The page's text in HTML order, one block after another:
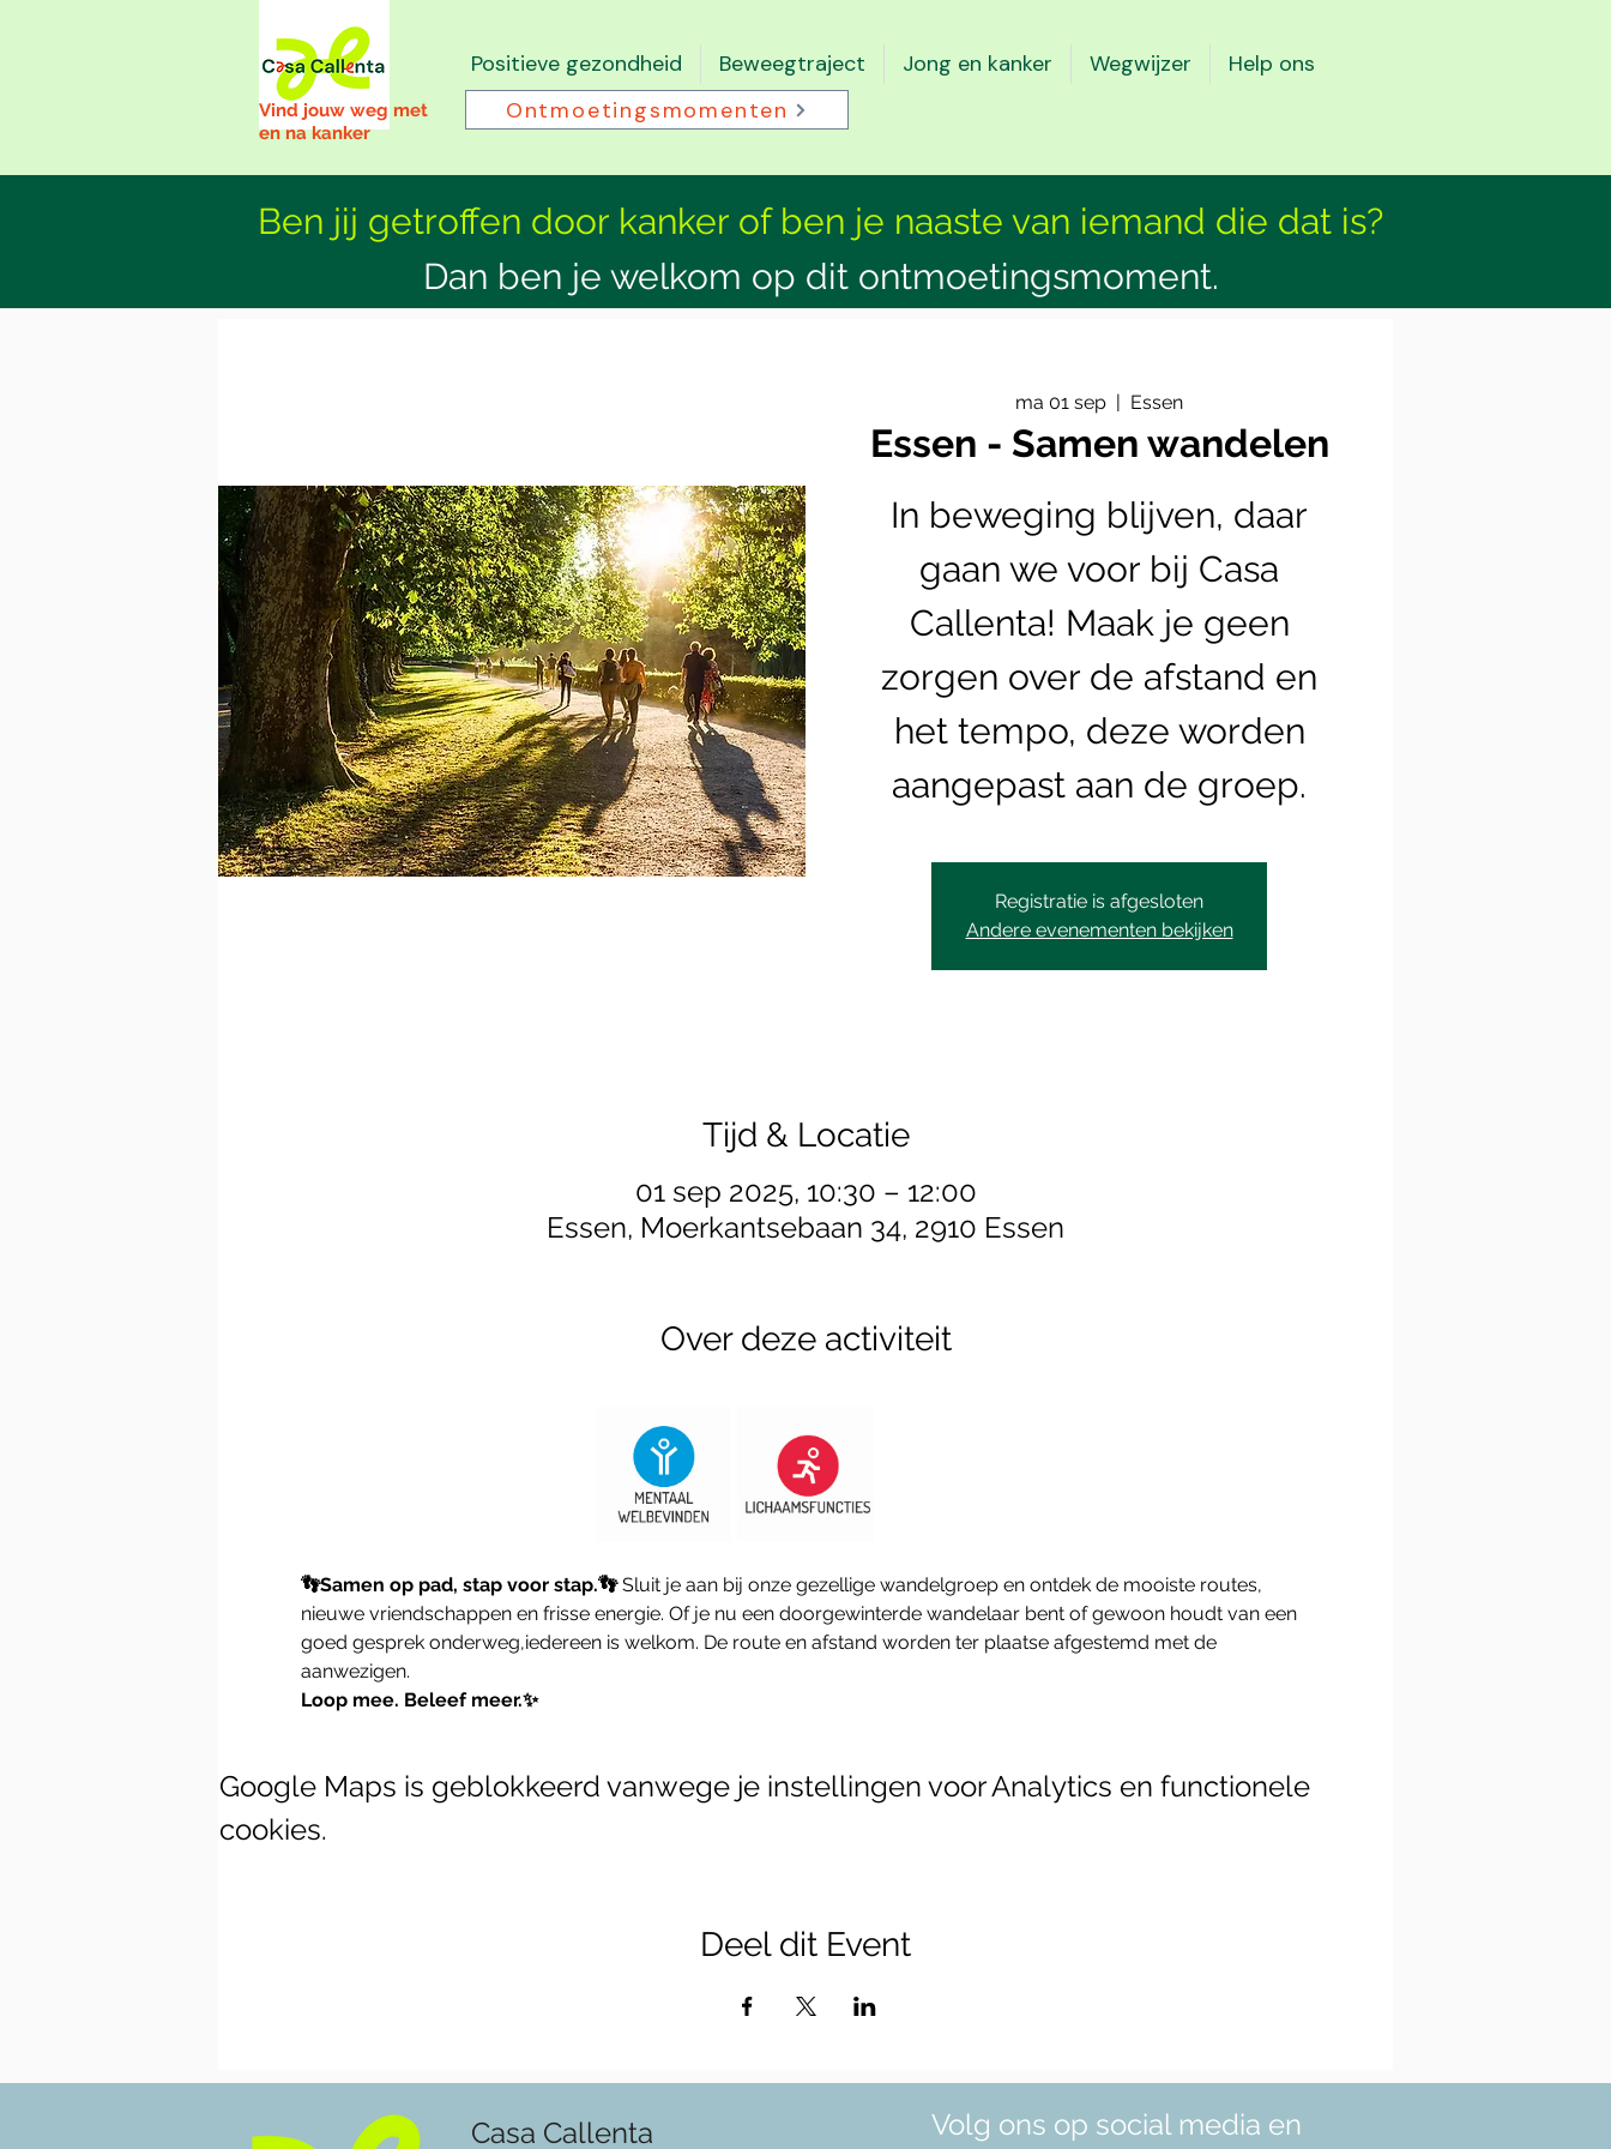
Positieve gezondheid Beweegtraject Jong en kanker Wegwijzer Help ons
Vind jouw weg met
en na kanker
Ontmoetingsmomenten
Ben jij getroffen door kanker of ben je naaste van iemand die dat is?
Dan ben je welkom op dit ontmoetingsmoment.
ma 01 sep
  |
Essen
Essen - Samen wandelen
In beweging blijven, daar
gaan we voor bij Casa
Callenta! Maak je geen
zorgen over de afstand en
het tempo, deze worden
aangepast aan de groep.
Registratie is afgesloten
Andere evenementen bekijken
Tijd & Locatie
01 sep 2025, 10:30 – 12:00
Essen, Moerkantsebaan 34, 2910 Essen
Over deze activiteit
👣Samen op pad, stap voor stap.👣 Sluit je aan bij onze gezellige wandelgroep en ontdek de mooiste routes,
nieuwe vriendschappen en frisse energie. Of je nu een doorgewinterde wandelaar bent of gewoon houdt van een
goed gesprek onderweg,iedereen is welkom. De route en afstand worden ter plaatse afgestemd met de
aanwezigen.
Loop mee. Beleef meer.✨
Google Maps is geblokkeerd vanwege je instellingen voor Analytics en functionele
cookies.
Deel dit Event
Casa Callenta
Volg ons op social media en